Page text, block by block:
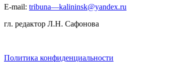
E-mail: tribuna—kalininsk@yandex.ru
гл. редактор Л.Н. Сафонова
Политика конфиденциальности